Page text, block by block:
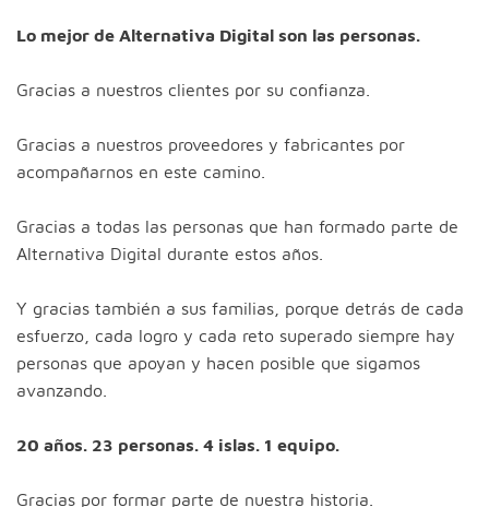
Lo mejor de Alternativa Digital son las personas.
Gracias a nuestros clientes por su confianza.
Gracias a nuestros proveedores y fabricantes por
acompañarnos en este camino.
Gracias a todas las personas que han formado parte de
Alternativa Digital durante estos años.
Y gracias también a sus familias, porque detrás de cada
esfuerzo, cada logro y cada reto superado siempre hay
personas que apoyan y hacen posible que sigamos
avanzando.
20 años. 23 personas. 4 islas. 1 equipo.
Gracias por formar parte de nuestra historia.